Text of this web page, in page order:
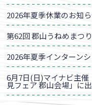
2026年夏季休業のお知
第62回 郡山うねめまつ
2026年夏季インターン
6月7日(日)マイナビ主
見フェア 郡山会場」に